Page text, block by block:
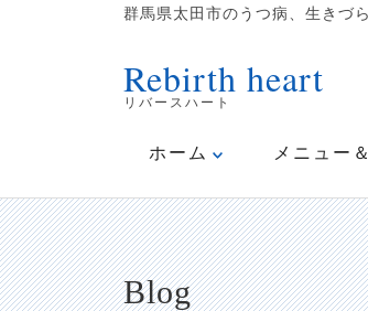
群馬県太田市のうつ病、生きづ
Rebirth heart
リバースハート
ホーム メニュー
Blog